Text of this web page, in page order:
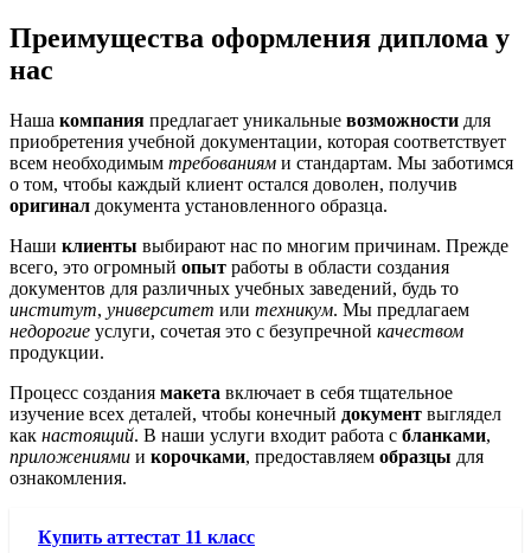
Преимущества оформления диплома у
нас
Наша компания предлагает уникальные возможности для
приобретения учебной документации, которая соответствует
всем необходимым требованиям и стандартам. Мы заботимся
о том, чтобы каждый клиент остался доволен, получив
оригинал документа установленного образца.
Наши клиенты выбирают нас по многим причинам. Прежде
всего, это огромный опыт работы в области создания
документов для различных учебных заведений, будь то
институт, университет или техникум. Мы предлагаем
недорогие услуги, сочетая это с безупречной качеством
продукции.
Процесс создания макета включает в себя тщательное
изучение всех деталей, чтобы конечный документ выглядел
как настоящий. В наши услуги входит работа с бланками,
приложениями и корочками, предоставляем образцы для
ознакомления.
Купить аттестат 11 класс